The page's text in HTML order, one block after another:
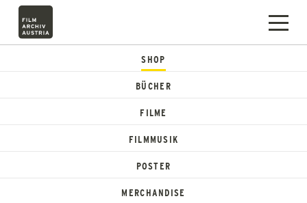
SHOP
BÜCHER
FILME
FILMMUSIK
POSTER
MERCHANDISE